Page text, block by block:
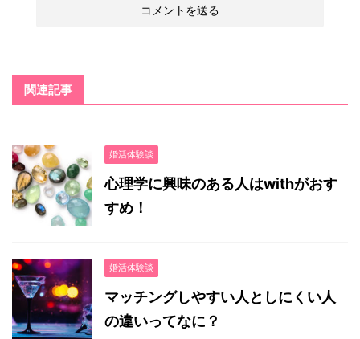
関連記事
婚活体験談
心理学に興味のある人はwithがおす
すめ！
婚活体験談
マッチングしやすい人としにくい人
の違いってなに？